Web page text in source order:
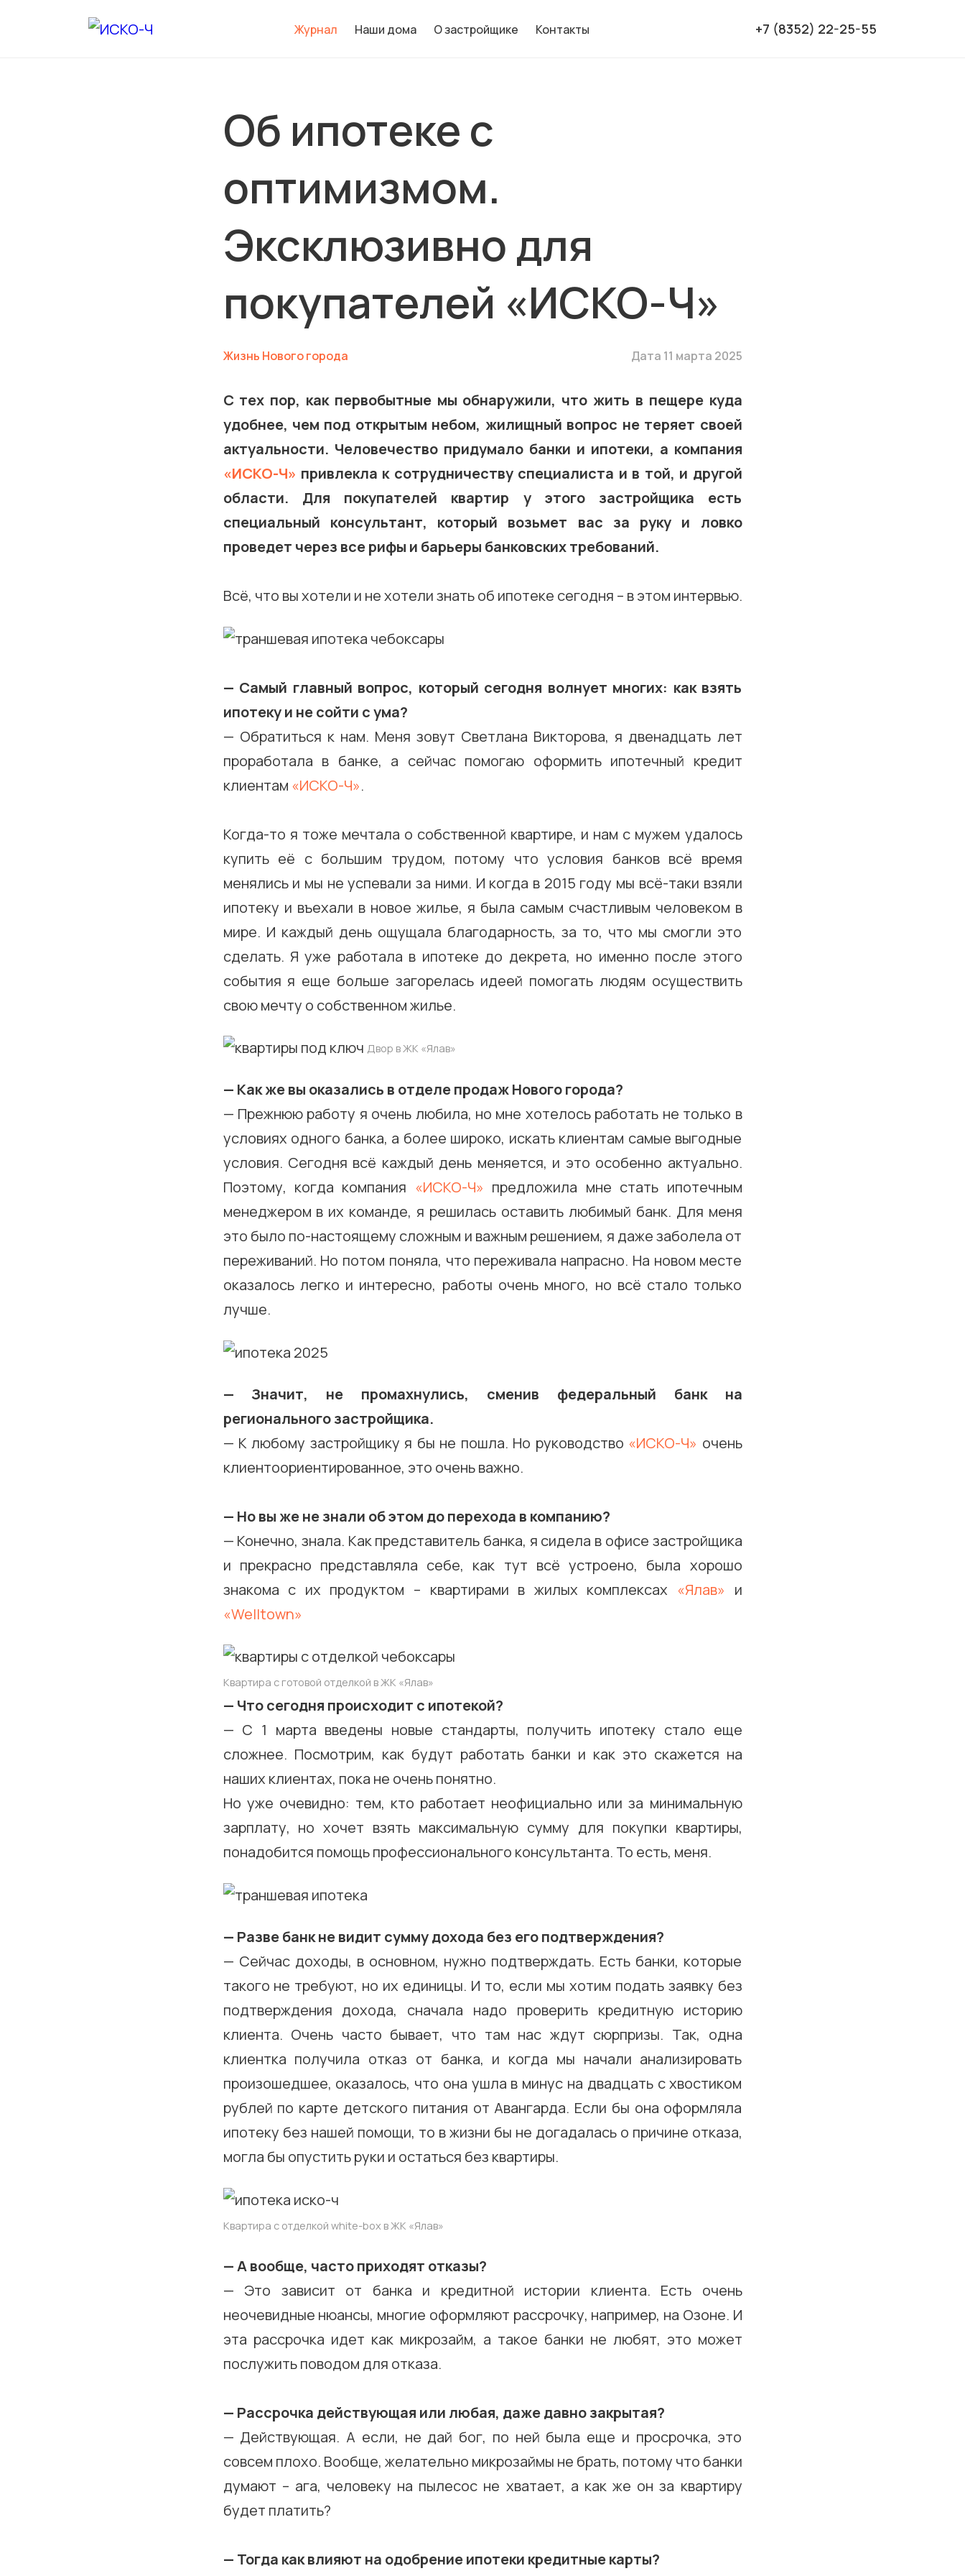
Журнал Наши дома О застройщике Контакты +7 (8352) 22-25-55
Об ипотеке с
оптимизмом.
Эксклюзивно для
покупателей «ИСКО-Ч»
Жизнь Нового города Дата 11 марта 2025
С тех пор, как первобытные мы обнаружили, что жить в пещере куда
удобнее, чем под открытым небом, жилищный вопрос не теряет своей
актуальности. Человечество придумало банки и ипотеки, а компания
«ИСКО-Ч» привлекла к сотрудничеству специалиста и в той, и другой
области. Для покупателей квартир у этого застройщика есть
специальный консультант, который возьмет вас за руку и ловко
проведет через все рифы и барьеры банковских требований.
Всё, что вы хотели и не хотели знать об ипотеке сегодня – в этом интервью.
— Самый главный вопрос, который сегодня волнует многих: как взять
ипотеку и не сойти с ума?
— Обратиться к нам. Меня зовут Светлана Викторова, я двенадцать лет
проработала в банке, а сейчас помогаю оформить ипотечный кредит
клиентам «ИСКО-Ч».
Когда-то я тоже мечтала о собственной квартире, и нам с мужем удалось
купить её с большим трудом, потому что условия банков всё время
менялись и мы не успевали за ними. И когда в 2015 году мы всё-таки взяли
ипотеку и въехали в новое жилье, я была самым счастливым человеком в
мире. И каждый день ощущала благодарность, за то, что мы смогли это
сделать. Я уже работала в ипотеке до декрета, но именно после этого
события я еще больше загорелась идеей помогать людям осуществить
свою мечту о собственном жилье.
Двор в ЖК «Ялав»
— Как же вы оказались в отделе продаж Нового города?
— Прежнюю работу я очень любила, но мне хотелось работать не только в
условиях одного банка, а более широко, искать клиентам самые выгодные
условия. Сегодня всё каждый день меняется, и это особенно актуально.
Поэтому, когда компания «ИСКО-Ч» предложила мне стать ипотечным
менеджером в их команде, я решилась оставить любимый банк. Для меня
это было по-настоящему сложным и важным решением, я даже заболела от
переживаний. Но потом поняла, что переживала напрасно. На новом месте
оказалось легко и интересно, работы очень много, но всё стало только
лучше.
— Значит, не промахнулись, сменив федеральный банк на
регионального застройщика.
— К любому застройщику я бы не пошла. Но руководство «ИСКО-Ч» очень
клиентоориентированное, это очень важно.
— Но вы же не знали об этом до перехода в компанию?
— Конечно, знала. Как представитель банка, я сидела в офисе застройщика
и прекрасно представляла себе, как тут всё устроено, была хорошо
знакома с их продуктом – квартирами в жилых комплексах «Ялав» и
«Welltown»
Квартира с готовой отделкой в ЖК «Ялав»
— Что сегодня происходит с ипотекой?
— С 1 марта введены новые стандарты, получить ипотеку стало еще
сложнее. Посмотрим, как будут работать банки и как это скажется на
наших клиентах, пока не очень понятно.
Но уже очевидно: тем, кто работает неофициально или за минимальную
зарплату, но хочет взять максимальную сумму для покупки квартиры,
понадобится помощь профессионального консультанта. То есть, меня.
— Разве банк не видит сумму дохода без его подтверждения?
— Сейчас доходы, в основном, нужно подтверждать. Есть банки, которые
такого не требуют, но их единицы. И то, если мы хотим подать заявку без
подтверждения дохода, сначала надо проверить кредитную историю
клиента. Очень часто бывает, что там нас ждут сюрпризы. Так, одна
клиентка получила отказ от банка, и когда мы начали анализировать
произошедшее, оказалось, что она ушла в минус на двадцать с хвостиком
рублей по карте детского питания от Авангарда. Если бы она оформляла
ипотеку без нашей помощи, то в жизни бы не догадалась о причине отказа,
могла бы опустить руки и остаться без квартиры.
Квартира с отделкой white-box в ЖК «Ялав»
— А вообще, часто приходят отказы?
— Это зависит от банка и кредитной истории клиента. Есть очень
неочевидные нюансы, многие оформляют рассрочку, например, на Озоне. И
эта рассрочка идет как микрозайм, а такое банки не любят, это может
послужить поводом для отказа.
— Рассрочка действующая или любая, даже давно закрытая?
— Действующая. А если, не дай бог, по ней была еще и просрочка, это
совсем плохо. Вообще, желательно микрозаймы не брать, потому что банки
думают – ага, человеку на пылесос не хватает, а как же он за квартиру
будет платить?
— Тогда как влияют на одобрение ипотеки кредитные карты?